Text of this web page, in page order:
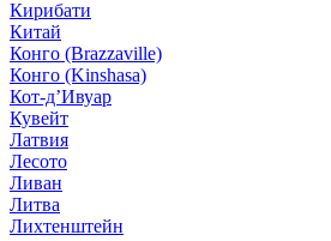
Кирибати
Китай
Конго (Brazzaville)
Конго (Kinshasa)
Кот-д’Ивуар
Кувейт
Латвия
Лесото
Ливан
Литва
Лихтенштейн